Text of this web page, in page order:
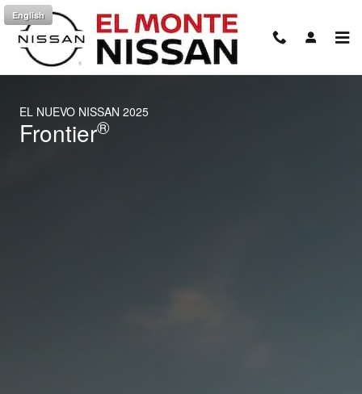
Saltar al contenido principal
2025 Nissan Frontier
English
EL NUEVO NISSAN 2025
Frontier®